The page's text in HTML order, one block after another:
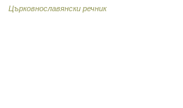
Църковнославянски речник